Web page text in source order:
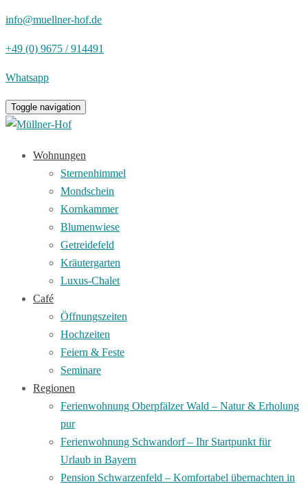
info@muellner-hof.de
+49 (0) 9675 / 914491
Whatsapp
Toggle navigation
Wohnungen
Sternenhimmel
Mondschein
Kornkammer
Blumenwiese
Getreidefeld
Kräutergarten
Luxus-Chalet
Café
Öffnungszeiten
Hochzeiten
Feiern & Feste
Seminare
Regionen
Ferienwohnung Oberpfälzer Wald – Natur & Erholung
pur
Ferienwohnung Schwandorf – Ihr Startpunkt für
Urlaub in Bayern
Pension Schwarzenfeld – Komfortabel übernachten in